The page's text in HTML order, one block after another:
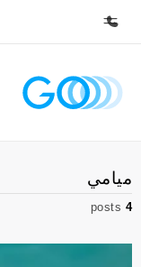
الصفحة الرئيسية
شاهد كل ما نقوم به
مكاتب
أعثر على مكتب قريب منك
ميامي
4
posts